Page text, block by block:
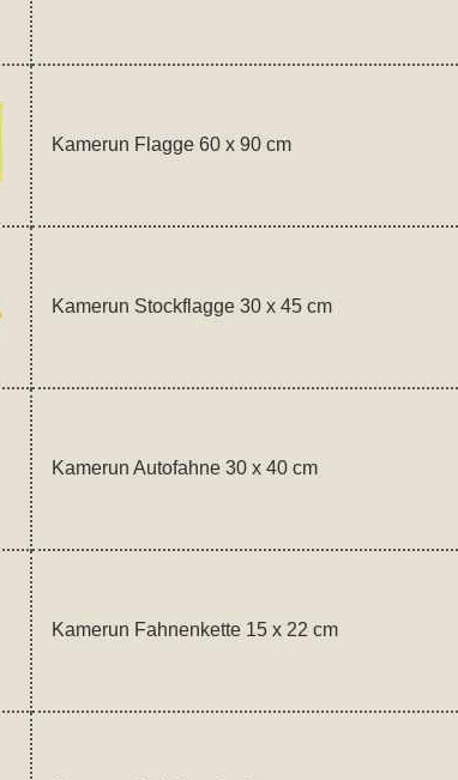
Kamerun Flagge 60 x 90 cm
Kamerun Stockflagge 30 x 45 cm
Kamerun Autofahne 30 x 40 cm
Kamerun Fahnenkette 15 x 22 cm